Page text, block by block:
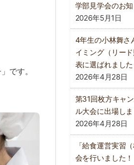
です。
学部見学会のお
2026年5月1日
4年生の小林舞さ
イミング（リー
表に選ばれました
2026年4月28日
第31回枚方キャ
ル大会に出場しま
2026年4月28日
「給食運営実習
会を行いました！